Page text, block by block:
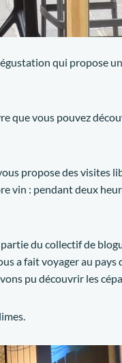
qui propose
que vous pouvez
propose des visites
vin : pendant deux
du collectif de
a fait voyager au pays
pu découvrir les